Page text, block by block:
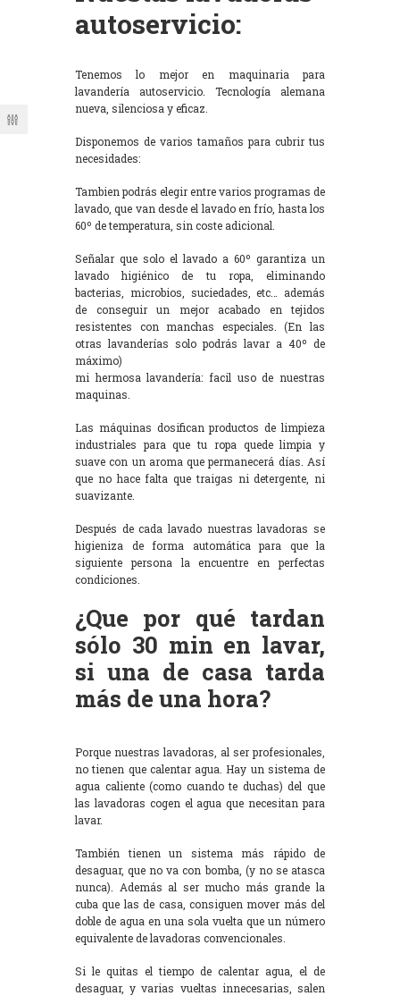
autoservicio:
Tenemos lo mejor en maquinaria para
lavandería autoservicio. Tecnología alemana
nueva, silenciosa y eficaz.
Disponemos de varios tamaños para cubrir tus
necesidades:
Tambien podrás elegir entre varios programas de
lavado, que van desde el lavado en frío, hasta los
60º de temperatura, sin coste adicional.
Señalar que solo el lavado a 60º garantiza un
lavado higiénico de tu ropa, eliminando
bacterias, microbios, suciedades, etc… además
de conseguir un mejor acabado en tejidos
resistentes con manchas especiales. (En las
otras lavanderías solo podrás lavar a 40º de
máximo)
mi hermosa lavandería: facil uso de nuestras
maquinas.
Las máquinas dosifican productos de limpieza
industriales para que tu ropa quede limpia y
suave con un aroma que permanecerá días. Así
que no hace falta que traigas ni detergente, ni
suavizante.
Después de cada lavado nuestras lavadoras se
higieniza de forma automática para que la
siguiente persona la encuentre en perfectas
condiciones.
¿Que por qué tardan
sólo 30 min en lavar,
si una de casa tarda
más de una hora?
Porque nuestras lavadoras, al ser profesionales,
no tienen que calentar agua. Hay un sistema de
agua caliente (como cuando te duchas) del que
las lavadoras cogen el agua que necesitan para
lavar.
También tienen un sistema más rápido de
desaguar, que no va con bomba, (y no se atasca
nunca). Además al ser mucho más grande la
cuba que las de casa, consiguen mover más del
doble de agua en una sola vuelta que un número
equivalente de lavadoras convencionales.
Si le quitas el tiempo de calentar agua, el de
desaguar, y varias vueltas innecesarias, salen